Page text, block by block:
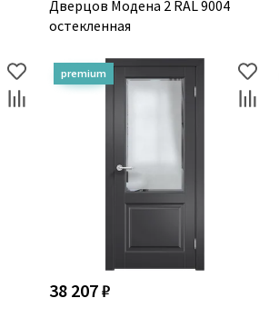
Дверцов Модена 2 RAL 9004
остекленная
38 207 ₽